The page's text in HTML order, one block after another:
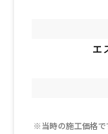
エ
※当時の施工価格で